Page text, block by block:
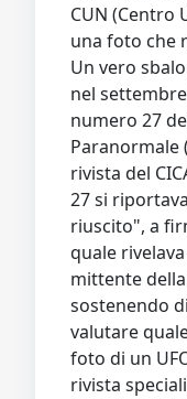
CUN (Centro
una foto che
Un vero
nel
numero 27
Paranormale
rivista del
27 si
riuscito", a
quale
mittente
sostenendo
valutare
foto di un
rivista